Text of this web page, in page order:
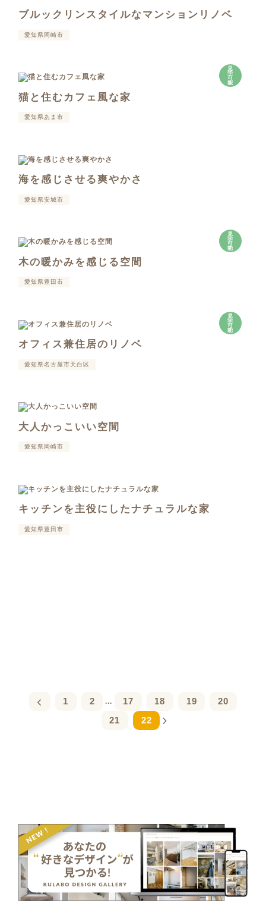
ブルックリンスタイルなマンションリノベ
愛知県岡崎市
見
学
可
能
猫と住むカフェ風な家
愛知県あま市
海を感じさせる爽やかさ
愛知県安城市
見
学
可
能
木の暖かみを感じる空間
愛知県豊田市
見
学
可
能
オフィス兼住居のリノベ
愛知県名古屋市天白区
大人かっこいい空間
愛知県岡崎市
キッチンを主役にしたナチュラルな家
愛知県豊田市
1 2 ... 17 18 19
20
21
22